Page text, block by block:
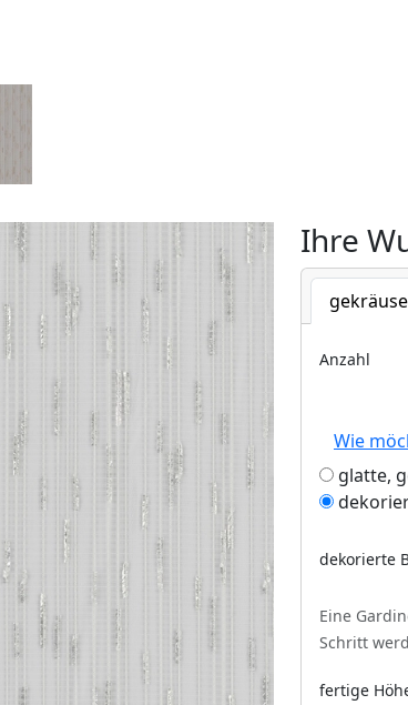
Ihre
Anzahl
Wie
glatte,
dekorierte
Eine
Schritt
fertige